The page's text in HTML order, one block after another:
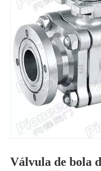
Válvula de bola